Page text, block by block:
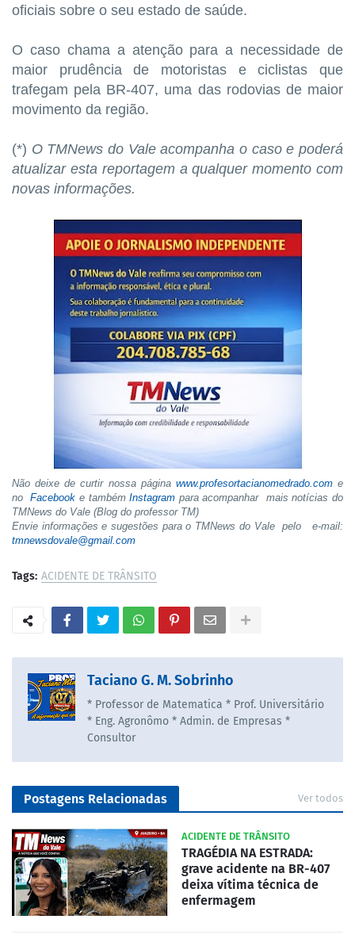
oficiais sobre o seu estado de saúde.
O caso chama a atenção para a necessidade de
maior prudência de motoristas e ciclistas que
trafegam pela BR-407, uma das rodovias de maior
movimento da região.
(*) O TMNews do Vale acompanha o caso e poderá
atualizar esta reportagem a qualquer momento com
novas informações.
Não deixe de curtir nossa página www.profesortacianomedrado.come
noFacebook e tambémInstagram para acompanhar mais notícias do
TMNews do Vale (Blog do professor TM)
Envie informações e sugestões para o TMNews do Vale pelo e-mail:
tmnewsdovale@gmail.com
Tags: ACIDENTE DE TRÂNSITO
Taciano G. M. Sobrinho
* Professor de Matematica * Prof. Universitário
* Eng. Agronômo * Admin. de Empresas *
Consultor
Postagens Relacionadas Ver todos
ACIDENTE DE TRÂNSITO
TRAGÉDIA NA ESTRADA:
grave acidente na BR-407
deixa vítima técnica de
enfermagem